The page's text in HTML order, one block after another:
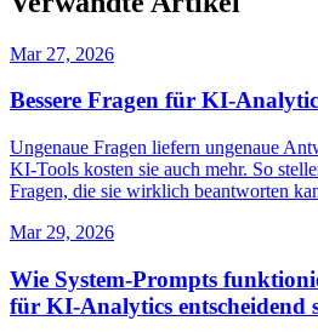
Mar 27, 2026
Bessere Fragen für KI-
Ungenaue Fragen liefern ungenaue
KI-Tools kosten sie auch mehr. So
Fragen, die sie wirklich beantworten
Mar 29, 2026
Wie System-Prompts
für KI-Analytics entscheidend